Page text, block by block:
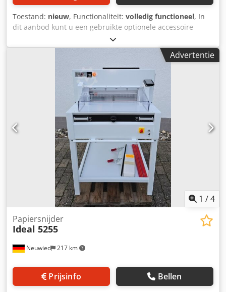
Toestand: nieuw, Functionaliteit: volledig functioneel, In
dit aanbod kunt u een gebruikte optionele accessoire
aanschaffen, namelijk de "SDD Belt Stacker BST6900".
Csdpfsytcpyex Am Terf Verkocht wordt: 1 x SDD Belt
Stacker BST6900: Verpakking en verzending: U kunt het
apparaat tijdens onze openingstijden komen bekijken.
Maak hiervoor een afspraak! Een zeewaardige verpakking
en wereldwijde verzending zijn op aanvraag mogelijk! Voor
verdere informatie kunt u uiteraard ook persoonlijk contact
met ons opnemen.
Advertentie
1 /4
Neuwied 217 km
Papiersnijder
Ideal 5255
Prijsinfo Bellen